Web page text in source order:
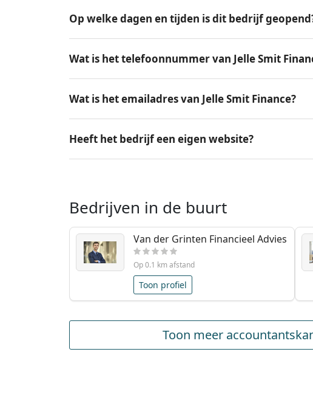
Op welke dagen en tijden is dit bedrijf
Wat is het telefoonnummer van Jelle Smit
Wat is het emailadres van Jelle Smit Finance?
Heeft het bedrijf een eigen website?
Bedrijven in de buurt
Van der Grinten Financieel Advies
Op 0.1 km afstand
Toon profiel
Toon meer